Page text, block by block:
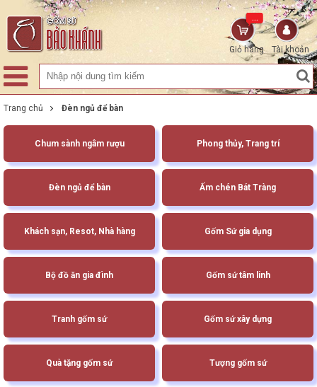
Tài khoản
Giỏ hàng
...
Trang chủ Đèn ngủ để bàn
Chum sành ngâm rượu Phong thủy, Trang trí
Đèn ngủ để bàn Ấm chén Bát Tràng
Khách sạn, Resot, Nhà hàng Gốm Sứ gia dụng
Bộ đồ ăn gia đình Gốm sứ tâm linh
Tranh gốm sứ Gốm sứ xây dựng
Quà tặng gốm sứ Tượng gốm sứ